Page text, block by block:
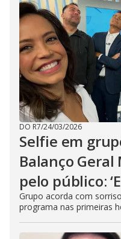
DO R7/24/03/2026
Selfie em
Balanço
pelo público:
Grupo acorda com
programa nas primeiras